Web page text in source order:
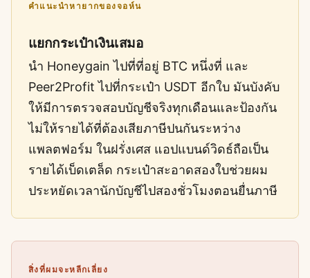
คำแนะนำหายากของจอห์น
แยกกระเป๋าเงินเสมอ
นำ Honeygain ไปที่ที่อยู่ BTC หนึ่งที่ และ
Peer2Profit ไปที่กระเป๋า USDT อีกใบ มันบังคับ
ให้มีการตรวจสอบบัญชีจริงทุกเดือนและป้องกัน
ไม่ให้รายได้ที่ต้องเสียภาษีปนกันระหว่าง
แพลตฟอร์ม ในฝรั่งเศส แอปแบนด์วิดธ์ถือเป็น
รายได้เบ็ดเตล็ด กระเป๋าสะอาดสองใบช่วยผม
ประหยัดเวลานักบัญชีไปสองชั่วโมงตอนยื่นภาษี
สิ่งที่ผมจะหลีกเลี่ยง